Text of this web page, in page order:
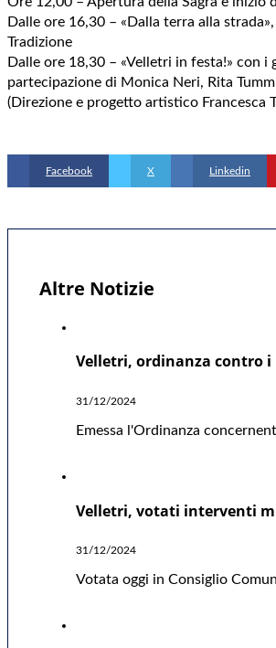
Altre Notizie
Velletri, ordinanza contro
31/12/2024
Emessa l'Ordinanza
Velletri, votati interventi
31/12/2024
Votata oggi in Consiglio
Dalle ore 16,30 – «Dalla terra alla
Tradizione
Dalle ore 18,30 – «Velletri in festa!» con
partecipazione di Monica Neri, Rita
(Direzione e progetto artistico Francesca
Facebook X Linkedin